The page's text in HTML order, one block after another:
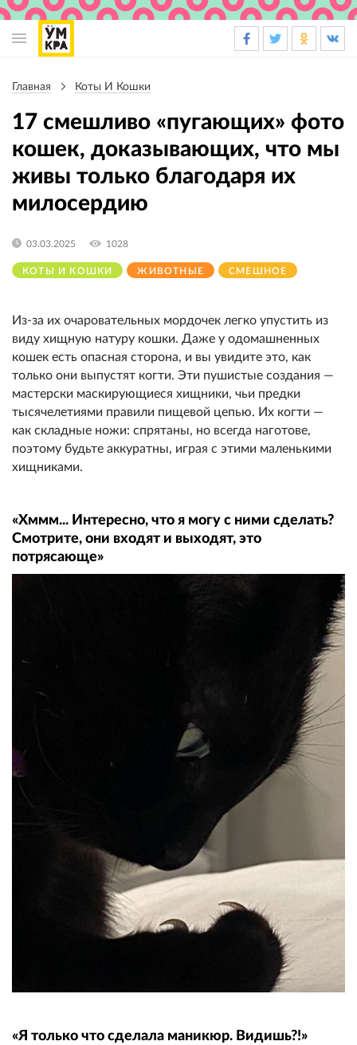
навигация
навигации
Главная Коты И Кошки
17 смешливо «пугающих» фото
кошек, доказывающих, что мы
живы только благодаря их
милосердию
КОТЫ И КОШКИ ЖИВОТНЫЕ СМЕШНОЕ
03.03.2025 1028
Из-за их очаровательных мордочек легко упустить из
виду хищную натуру кошки. Даже у одомашненных
кошек есть опасная сторона, и вы увидите это, как
только они выпустят когти. Эти пушистые создания —
мастерски маскирующиеся хищники, чьи предки
тысячелетиями правили пищевой цепью. Их когти —
как складные ножи: спрятаны, но всегда наготове,
поэтому будьте аккуратны, играя с этими маленькими
хищниками.
«Хммм... Интересно, что я могу с ними сделать?
Смотрите, они входят и выходят, это
потрясающе»
«Я только что сделала маникюр. Видишь?!»